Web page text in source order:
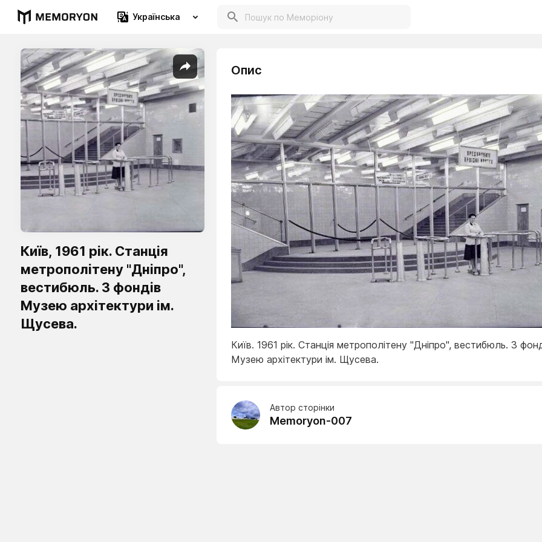
Українська
Київ, 1961 рік. Станція
метрополітену "Дніпро",
вестибюль. З фондів
Музею архітектури ім.
Щусева.
Опис
Київ. 1961 рік. Станція метрополітену "Дніпро", вестибюль. З
Музею архітектури ім. Щусева.
Автор сторінки
Memoryon-007